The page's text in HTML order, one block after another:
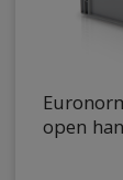
open